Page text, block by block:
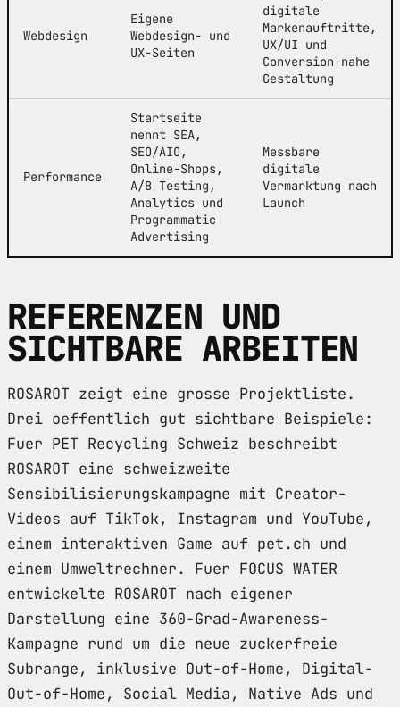
Webdesign
Eigene
Webdesign- und
UX-Seiten
digitale
Markenauftritte,
UX/UI und
Conversion-nahe
Gestaltung
Performance
Startseite
nennt SEA,
SEO/AIO,
Online-Shops,
A/B Testing,
Analytics und
Programmatic
Advertising
Messbare
digitale
Vermarktung nach
Launch
REFERENZEN UND
SICHTBARE ARBEITEN
ROSAROT zeigt eine grosse Projektliste.
Drei oeffentlich gut sichtbare Beispiele:
Fuer PET Recycling Schweiz beschreibt
ROSAROT eine schweizweite
Sensibilisierungskampagne mit Creator-
Videos auf TikTok, Instagram und YouTube,
einem interaktiven Game auf pet.ch und
einem Umweltrechner. Fuer FOCUS WATER
entwickelte ROSAROT nach eigener
Darstellung eine 360-Grad-Awareness-
Kampagne rund um die neue zuckerfreie
Subrange, inklusive Out-of-Home, Digital-
Out-of-Home, Social Media, Native Ads und